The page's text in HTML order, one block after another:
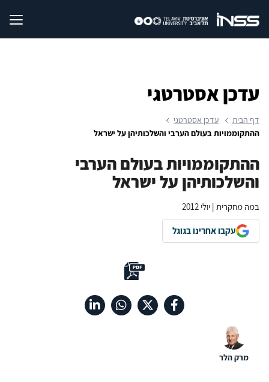
עדכן אסטרטגי
דף הבית
עדכן אסטרטגי
ההתקוממויות בעולם הערבי והשלכותיהן על ישראל
ההתקוממויות בעולם הערבי
והשלכותיהן על ישראל
במה מחקרית | יולי 2012
עקבו אחרינו בגוגל
מרק הלר